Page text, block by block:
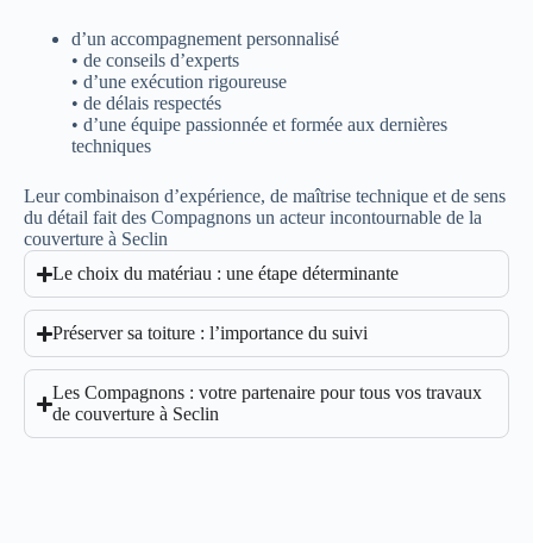
d’un accompagnement personnalisé
• de conseils d’experts
• d’une exécution rigoureuse
• de délais respectés
• d’une équipe passionnée et formée aux dernières
techniques
Leur combinaison d’expérience, de maîtrise technique et de sens
du détail fait des Compagnons un acteur incontournable de la
couverture à Seclin
Le choix du matériau : une étape déterminante
Préserver sa toiture : l’importance du suivi
Les Compagnons : votre partenaire pour tous vos travaux
de couverture à Seclin